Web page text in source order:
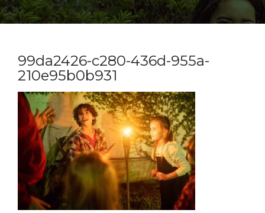
99da2426-c280-436d-955a-
210e95b0b931